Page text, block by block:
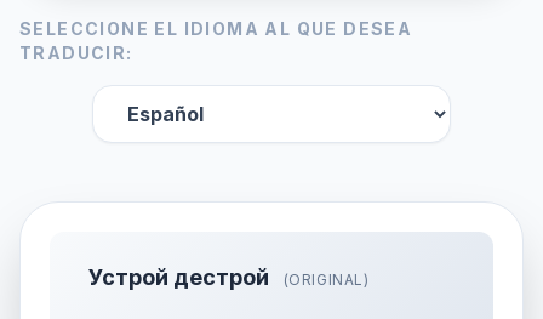
SELECCIONE EL IDIOMA AL QUE DESEA
TRADUCIR:
Устрой дестрой (ORIGINAL)